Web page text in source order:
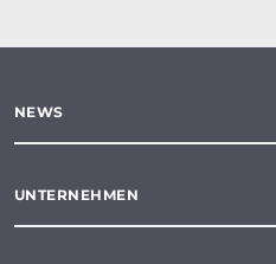
NEWS
UNTERNEHMEN